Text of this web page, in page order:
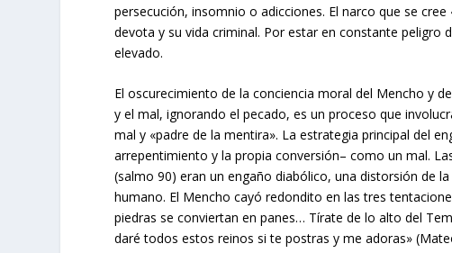
persecución, insomnio o adicciones. El narco que se
devota y su vida criminal. Por estar en constante peligro
elevado.
El oscurecimiento de la conciencia moral del Mencho y
y el mal, ignorando el pecado, es un proceso que
mal y «padre de la mentira». La estrategia principal del
arrepentimiento y la propia conversión– como un mal.
(salmo 90) eran un engaño diabólico, una distorsión de
humano. El Mencho cayó redondito en las tres
piedras se conviertan en panes… Tírate de lo alto del
daré todos estos reinos si te postras y me adoras»